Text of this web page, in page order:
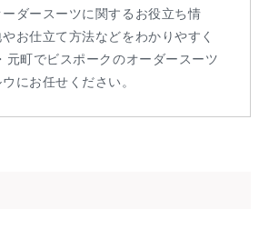
ダースーツに関するお役立ち情
お仕立て方法などをわかりやすく
元町でビスポークのオーダースーツ
にお任せください。